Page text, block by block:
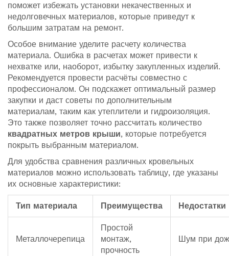
поможет избежать установки некачественных и
недолговечных материалов, которые приведут к
большим затратам на ремонт.
Особое внимание уделите расчету количества
материала. Ошибка в расчетах может привести к
нехватке или, наоборот, избытку закупленных изделий.
Рекомендуется провести расчёты совместно с
профессионалом. Он подскажет оптимальный размер
закупки и даст советы по дополнительным
материалам, таким как утеплители и гидроизоляция.
Это также позволяет точно рассчитать количество
квадратных метров крыши, которые потребуется
покрыть выбранным материалом.
Для удобства сравнения различных кровельных
материалов можно использовать таблицу, где указаны
их основные характеристики:
Тип материала Преимущества Недостатки
Металлочерепица
Простой
монтаж,
прочность
Шум при